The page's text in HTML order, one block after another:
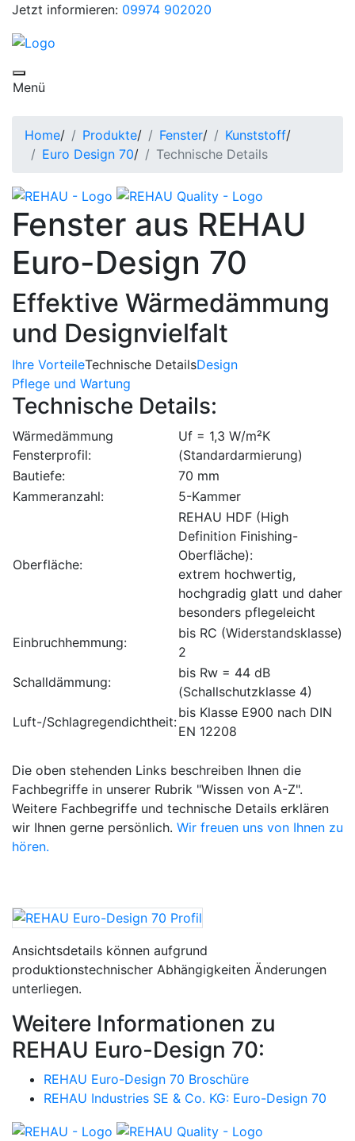
Jetzt informieren: 09974 902020
Toggle navigation
Menü
Home/ Produkte/ Fenster/ Kunststoff/
Euro Design 70/ Technische Details
Fenster aus REHAU
Euro-Design 70
Effektive Wärmedämmung
und Designvielfalt
Ihre VorteileTechnische DetailsDesign
Pflege und Wartung
Technische Details:
Wärmedämmung
Fensterprofil:
Uf = 1,3 W/m²K
(Standardarmierung)
Bautiefe:
70 mm
Kammeranzahl:
5-Kammer
Oberfläche:
REHAU HDF (High
Definition Finishing-
Oberfläche):
extrem hochwertig,
hochgradig glatt und daher
besonders pflegeleicht
Einbruchhemmung:
bis RC (Widerstandsklasse)
2
Schalldämmung:
bis Rw = 44 dB
(Schallschutzklasse 4)
Luft-/Schlagregendichtheit:
bis Klasse E900 nach DIN
EN 12208
Die oben stehenden Links beschreiben Ihnen die
Fachbegriffe in unserer Rubrik "Wissen von A-Z".
Weitere Fachbegriffe und technische Details erklären
wir Ihnen gerne persönlich. Wir freuen uns von Ihnen zu
hören.
Ansichtsdetails können aufgrund
produktionstechnischer Abhängigkeiten Änderungen
unterliegen.
Weitere Informationen zu
REHAU Euro-Design 70:
REHAU Euro-Design 70 Broschüre
REHAU Industries SE & Co. KG: Euro-Design 70